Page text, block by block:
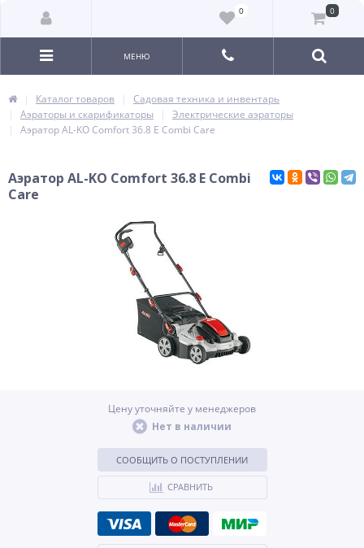
0 0
МЕНЮ
Каталог товаров
Садовая техника и инвентарь
Аэраторы и скарификаторы
Электрические аэраторы
Аэратор AL-KO Comfort 36.8 E Combi Care
Аэратор AL-KO Comfort 36.8 E Combi
Care
Цену уточняйте у менеджеров
Нет в наличии
СООБЩИТЬ О ПОСТУПЛЕНИИ
СРАВНИТЬ